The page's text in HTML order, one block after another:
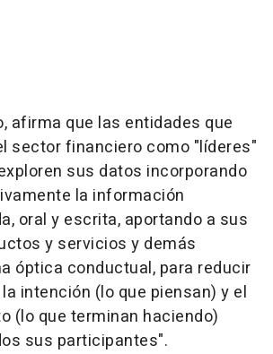
afirma que las entidades que
sector financiero como "líderes"
sus datos incorporando
la información
oral y escrita, aportando a sus
y servicios y demás
óptica conductual, para reducir
intención (lo que piensan) y el
(lo que terminan haciendo)
sus participantes".